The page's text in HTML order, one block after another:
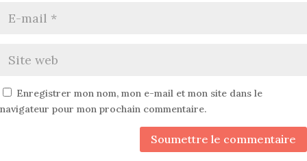
Enregistrer mon nom, mon e-mail et mon site dans le
navigateur pour mon prochain commentaire.
Soumettre le commentaire